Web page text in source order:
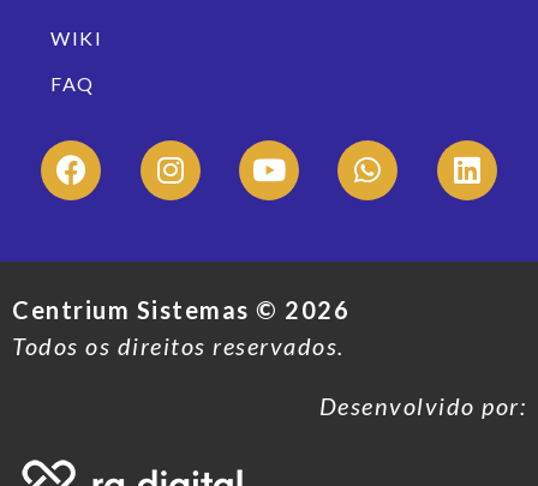
WIKI
FAQ
Centrium Sistemas © 2026
Todos os direitos reservados.
Desenvolvido por: